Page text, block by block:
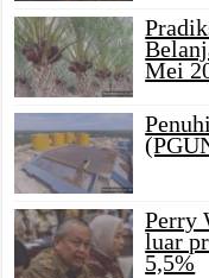
Mei
Perry
luar
5,5%